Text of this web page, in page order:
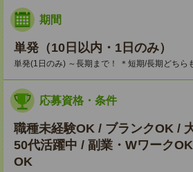
期間
単発（10日以内・1日のみ）
単発(1日のみ) ～長期まで！ ＊短期/長期どちら
応募資格・条件
職種未経験OK / ブランクOK /
50代活躍中 / 副業・Wワーク
OK